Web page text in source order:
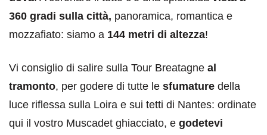
360 gradi sulla città, panoramica, romantica e
mozzafiato: siamo a 144 metri di altezza!
Vi consiglio di salire sulla Tour Breatagne al
tramonto, per godere di tutte le sfumature della
luce riflessa sulla Loira e sui tetti di Nantes: ordinate
qui il vostro Muscadet ghiacciato, e godetevi